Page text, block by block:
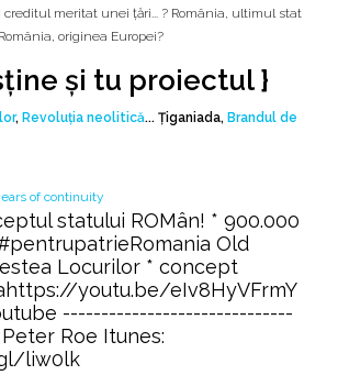
meritat unei țări... ? România, ultimul stat
originea Europei?
și tu proiectul}
, Revoluția neolitică... Țiganiada, Brandul de
of continuity
statului ROMân! * 900.000
Old
Locurilor * concept
youtu.be/eIv8HyVFrmY
------------------------------
Roe Itunes:
liw0lk